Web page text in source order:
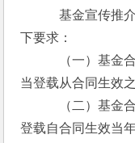
基金宣传推介材
下要求：
（一）基金合同
当登载从合同生效
（二）基金合同
登载自合同生效当